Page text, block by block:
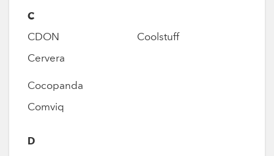
C
CDON
Cervera
Coolstuff
Cocopanda
Comviq
D